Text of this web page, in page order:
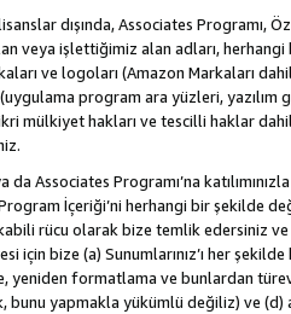
dışında, Associates Programı,
veya işlettiğimiz alan adları,
ve logoları (Amazon Markaları
program ara yüzleri,
mülkiyet hakları ve tescilli haklar
da Associates Programı’na
İçeriği’ni herhangi bir şekilde
rücu olarak bize temlik edersiniz ve
için bize (a) Sunumlarınız’ı her
formatlama ve bunlardan türev
bunu yapmakla yükümlü değiliz) ve